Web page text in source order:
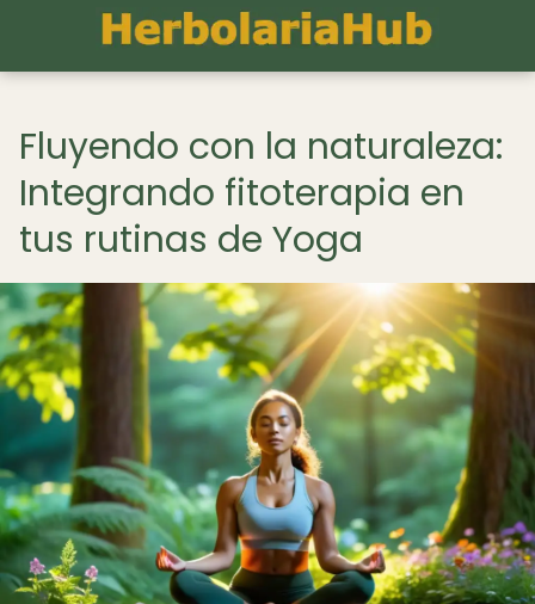
Fluyendo con la naturaleza:
Integrando fitoterapia en
tus rutinas de Yoga